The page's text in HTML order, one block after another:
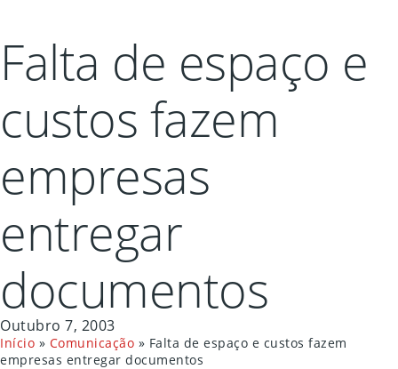
Falta de espaço e
custos fazem
empresas
entregar
documentos
Outubro 7, 2003
Início » Comunicação » Falta de espaço e custos fazem
empresas entregar documentos